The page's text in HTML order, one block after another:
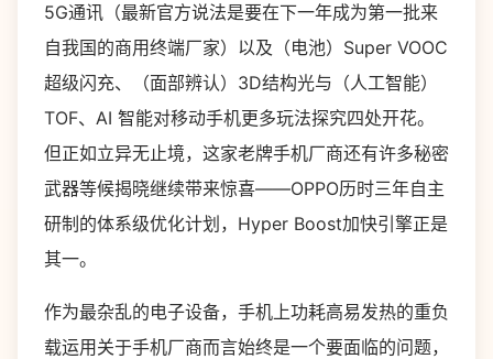
5G通讯（最新官方说法是要在下一年成为第一批来
自我国的商用终端厂家）以及（电池）Super VOOC
超级闪充、（面部辨认）3D结构光与（人工智能）
TOF、AI 智能对移动手机更多玩法探究四处开花。
但正如立异无止境，这家老牌手机厂商还有许多秘密
武器等候揭晓继续带来惊喜——OPPO历时三年自主
研制的体系级优化计划，Hyper Boost加快引擎正是
其一。
作为最杂乱的电子设备，手机上功耗高易发热的重负
载运用关于手机厂商而言始终是一个要面临的问题，